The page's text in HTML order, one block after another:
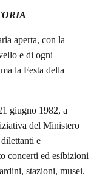
aperta, con la
e di ogni
la Festa della
giugno 1982, a
del Ministero
e
concerti ed esibizioni
stazioni, musei.